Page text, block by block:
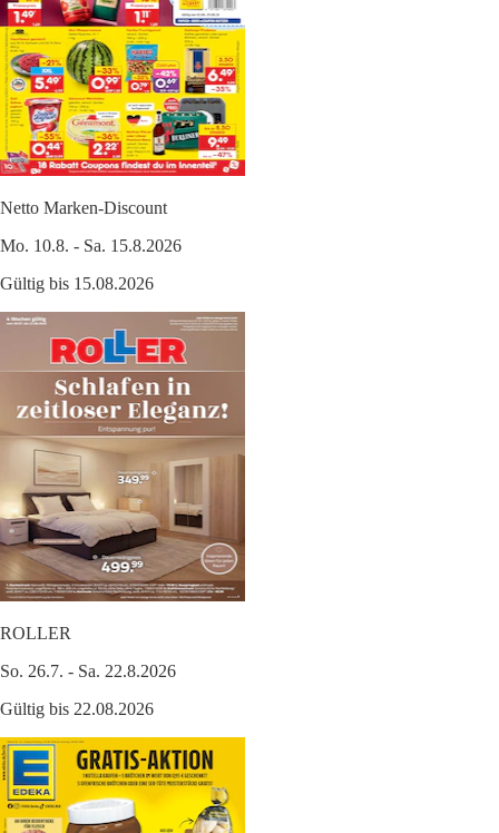
Netto Marken-Discount
Mo. 10.8. - Sa. 15.8.2026
Gültig bis 15.08.2026
ROLLER
So. 26.7. - Sa. 22.8.2026
Gültig bis 22.08.2026